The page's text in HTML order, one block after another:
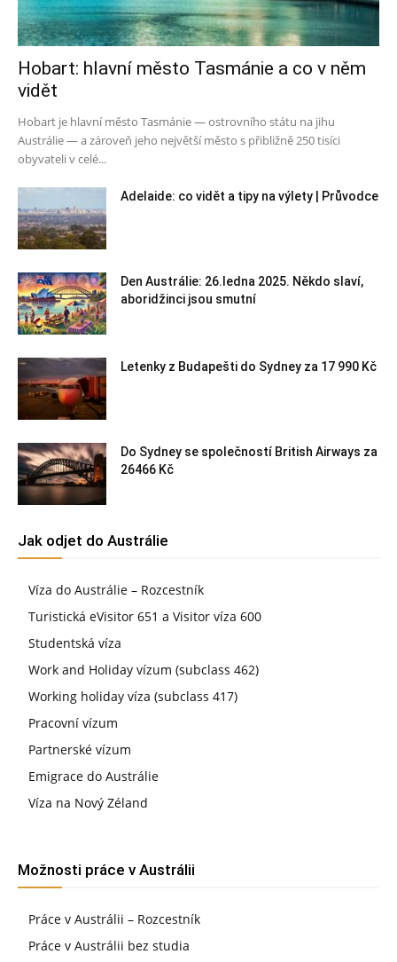
Hobart: hlavní město Tasmánie a co v něm
vidět
Hobart je hlavní město Tasmánie — ostrovního státu na jihu
Austrálie — a zároveň jeho největší město s přibližně 250 tisíci
obyvateli v celé...
Adelaide: co vidět a tipy na výlety | Průvodce
Den Austrálie: 26.ledna 2025. Někdo slaví,
aboridžinci jsou smutní
Letenky z Budapešti do Sydney za 17 990 Kč
Do Sydney se společností British Airways za
26466 Kč
Jak odjet do Austrálie
Víza do Austrálie – Rozcestník
Turistická eVisitor 651 a Visitor víza 600
Studentská víza
Work and Holiday vízum (subclass 462)
Working holiday víza (subclass 417)
Pracovní vízum
Partnerské vízum
Emigrace do Austrálie
Víza na Nový Zéland
Možnosti práce v Austrálii
Práce v Austrálii – Rozcestník
Práce v Austrálii bez studia